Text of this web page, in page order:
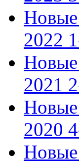
Новые
2022
Новые
2021
Новые
2020
Новые